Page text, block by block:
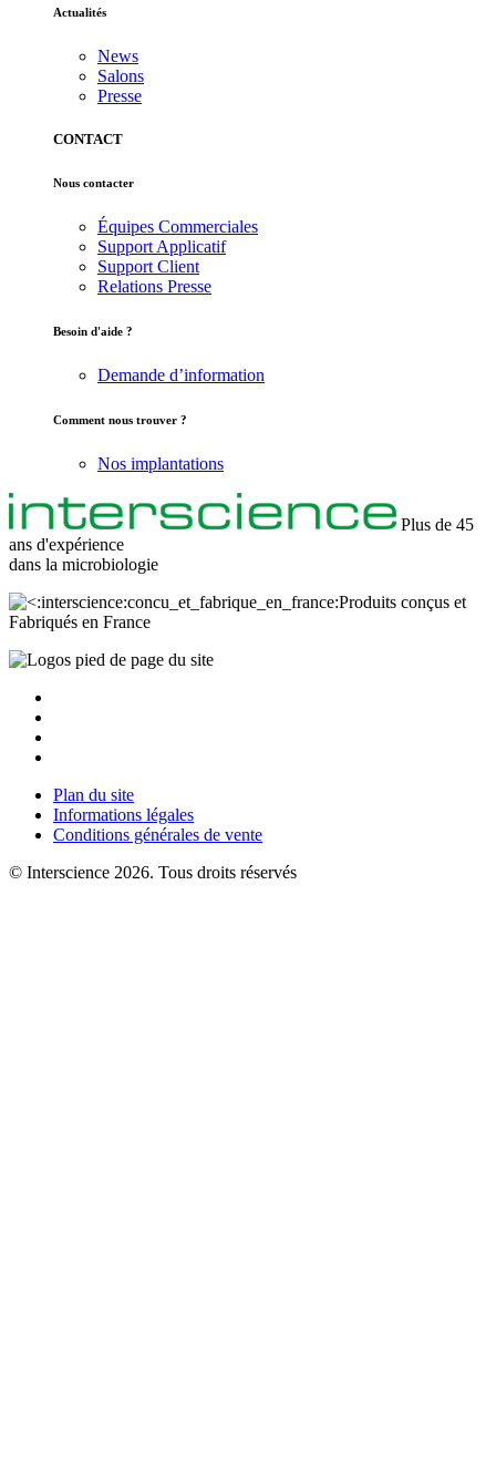
Actualités
News
Salons
Presse
CONTACT
Nous contacter
Équipes Commerciales
Support Applicatif
Support Client
Relations Presse
Besoin d'aide ?
Demande d’information
Comment nous trouver ?
Nos implantations
Plus de 45
ans d'expérience
dans la microbiologie
Produits conçus et
Fabriqués en France
Plan du site
Informations légales
Conditions générales de vente
© Interscience 2026. Tous droits réservés